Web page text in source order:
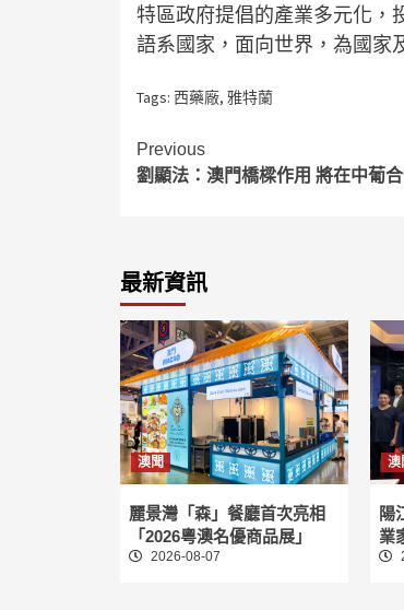
特區政府提倡的產業多元化，
語系國家，面向世界，為國家
Tags: 西藥廠, 雅特蘭
Continue
Reading
Previous
劉顯法：澳門橋樑作用 將在中葡
最新資訊
澳聞
麗景灣「森」餐廳首次亮相
「2026粵澳名優商品展」
2026-08-07
澳
陽
業